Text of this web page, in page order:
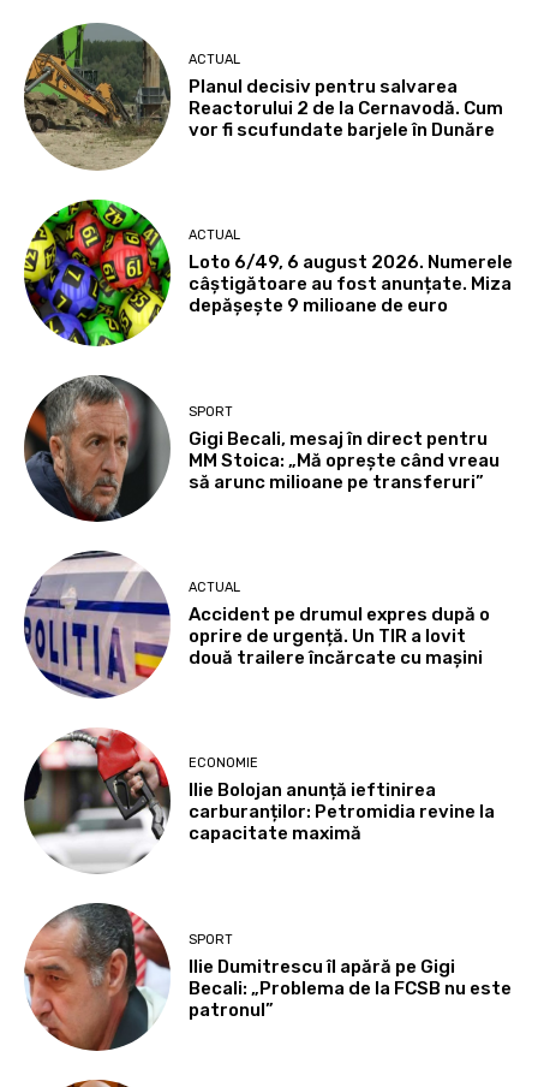
ACTUAL
Planul decisiv pentru salvarea
Reactorului 2 de la Cernavodă. Cum
vor fi scufundate barjele în Dunăre
ACTUAL
Loto 6/49, 6 august 2026. Numerele
câștigătoare au fost anunțate. Miza
depășește 9 milioane de euro
SPORT
Gigi Becali, mesaj în direct pentru
MM Stoica: „Mă oprește când vreau
să arunc milioane pe transferuri”
ACTUAL
Accident pe drumul expres după o
oprire de urgență. Un TIR a lovit
două trailere încărcate cu mașini
ECONOMIE
Ilie Bolojan anunță ieftinirea
carburanților: Petromidia revine la
capacitate maximă
SPORT
Ilie Dumitrescu îl apără pe Gigi
Becali: „Problema de la FCSB nu este
patronul”